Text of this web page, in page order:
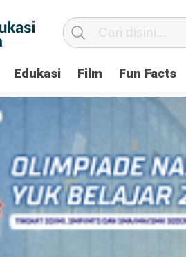
Edukasi Film Fun Facts